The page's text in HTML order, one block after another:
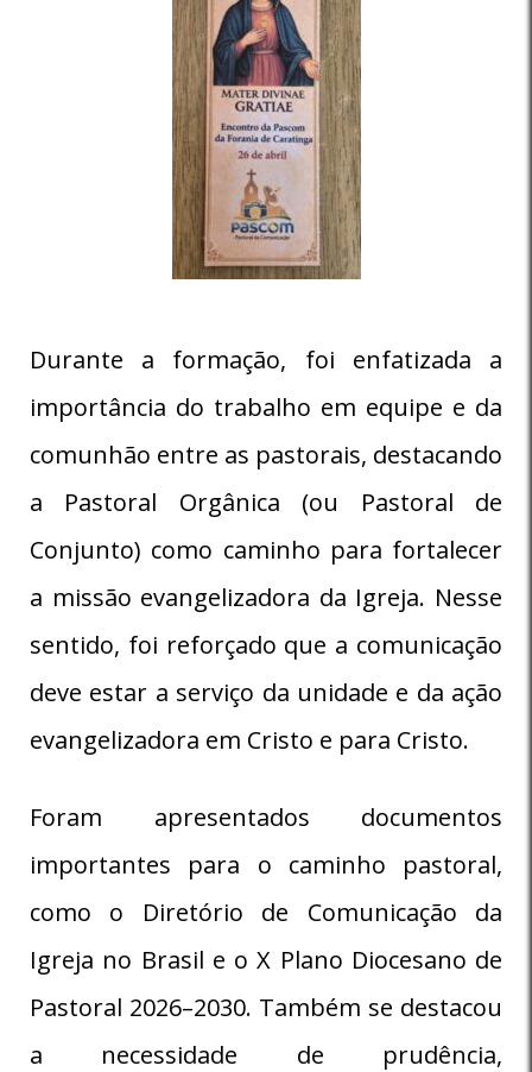
Durante a formação, foi enfatizada a
importância do trabalho em equipe e da
comunhão entre as pastorais, destacando
a Pastoral Orgânica (ou Pastoral de
Conjunto) como caminho para fortalecer
a missão evangelizadora da Igreja. Nesse
sentido, foi reforçado que a comunicação
deve estar a serviço da unidade e da ação
evangelizadora em Cristo e para Cristo.
Foram apresentados documentos
importantes para o caminho pastoral,
como o Diretório de Comunicação da
Igreja no Brasil e o X Plano Diocesano de
Pastoral 2026–2030. Também se destacou
a necessidade de prudência,